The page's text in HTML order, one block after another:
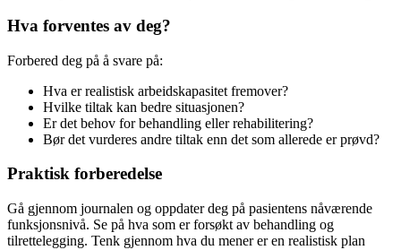
Hva forventes av deg?
Forbered deg på å svare på:
Hva er realistisk arbeidskapasitet fremover?
Hvilke tiltak kan bedre situasjonen?
Er det behov for behandling eller rehabilitering?
Bør det vurderes andre tiltak enn det som allerede er prøvd?
Praktisk forberedelse
Gå gjennom journalen og oppdater deg på pasientens nåværende
funksjonsnivå. Se på hva som er forsøkt av behandling og
tilrettelegging. Tenk gjennom hva du mener er en realistisk plan